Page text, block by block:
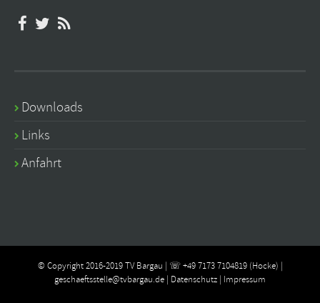
Downloads
Links
Anfahrt
© Copyright 2016-2019 TV Bargau | ☏ +49 7173 7104819 (Hocke) |
geschaeftsstelle@tvbargau.de | Datenschutz | Impressum